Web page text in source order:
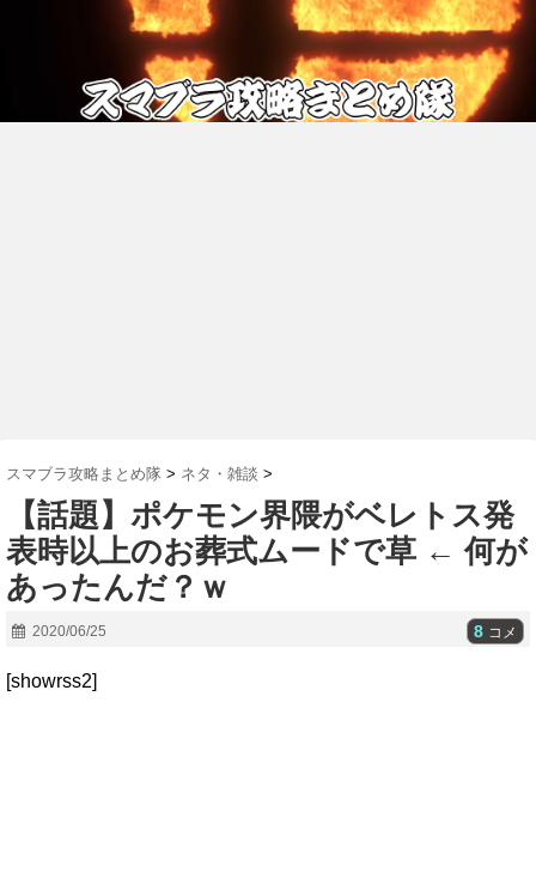
スマブラ攻略まとめ隊 > ネタ・雑談 >
【話題】ポケモン界隈がベレトス発
表時以上のお葬式ムードで草 ← 何が
あったんだ？ｗ
2020/06/25 8 コメ
[showrss2]